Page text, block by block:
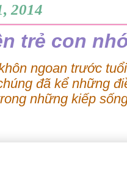
2014
trẻ con
ngoan trước
đã kể những
những kiếp